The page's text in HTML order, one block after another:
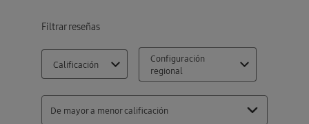
Filtrar reseñas
Calificación
Configuración
regional
De mayor a menor calificación